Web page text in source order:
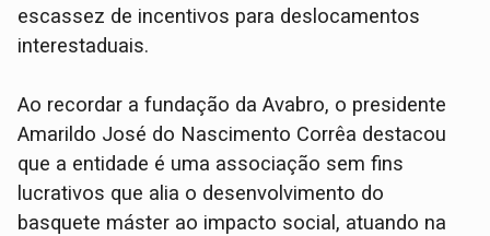
escassez de incentivos para deslocamentos
interestaduais.
Ao recordar a fundação da Avabro, o presidente
Amarildo José do Nascimento Corrêa destacou
que a entidade é uma associação sem fins
lucrativos que alia o desenvolvimento do
basquete máster ao impacto social, atuando na